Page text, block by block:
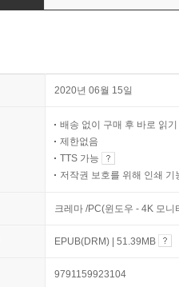
2020년 06월 15일
배송 없이 구매 후 바로 읽기
제한없음
TTS 가능
저작권 보호를 위해 인쇄 기
크레마 /PC(윈도우 - 4K 모
EPUB(DRM) | 51.39MB
9791159923104